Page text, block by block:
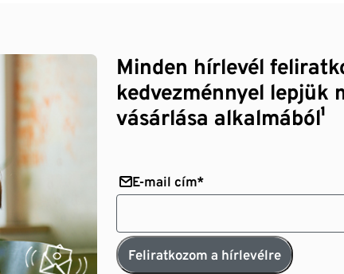
Minden hírlevél
kedvezménnyel lepjük
vásárlása alkalmából¹
E-mail cím*
Feliratkozom a hírlevélre